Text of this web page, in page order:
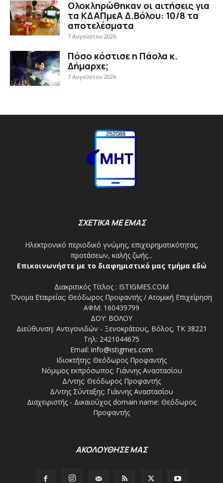
Ολοκληρώθηκαν οι αιτήσεις για
τα ΚΔΑΠμεΑ Δ.Βόλου: 10/8 τα
αποτελέσματα
7 Αυγούστου 2026
Πόσο κόστισε η Πάολα κ.
Δήμαρχε;
7 Αυγούστου 2026
ΣΧΕΤΙΚΑ ΜΕ ΕΜΑΣ
Ηλεκτρονικό περιοδικό γνώμης, επιχειρηματικότητας,
προτάσεων, καλής ζωής...
Επικοινωνήστε με το διαφημιστικό μας τμήμα εδώ
Διακριτικός Τίτλος : ISTIGMES.COM
Όνομα Εταιρείας: Θεόδωρος Προφαντής / Ατομική Επιχείρηση
ΑΦΜ: 160439799
ΔΟΥ: ΒΟΛΟΥ
Διεύθυνση: Αντιγονιδών - Ξενοκράτους, Βόλος, ΤΚ 38221
Τηλ: 2421044675
Email: info@istigmes.com
Ιδιοκτήτης: Θεόδωρος Προφαντής
Νόμιμος εκπρόσωπος: Γιάννης Αναστασίου
Δ/ντης: Θεόδωρος Προφαντής
Δ/ντης Σύνταξης: Γιάννης Αναστασίου
Διαχειριστής - Δικαιούχος domain name: Θεόδωρος
Προφαντής
ΑΚΟΛΟΥΘΗΣΕ ΜΑΣ